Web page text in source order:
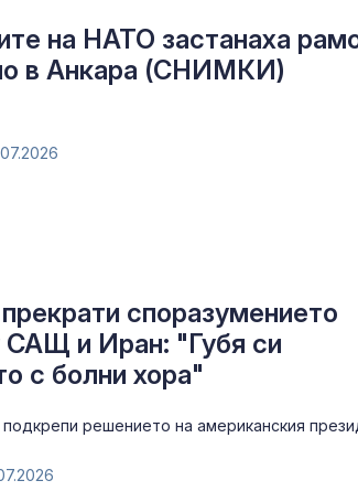
на НАТО застанаха
в Анкара (СНИМКИ)
споразумението
и Иран: "Губя си
с болни хора"
решението на американския